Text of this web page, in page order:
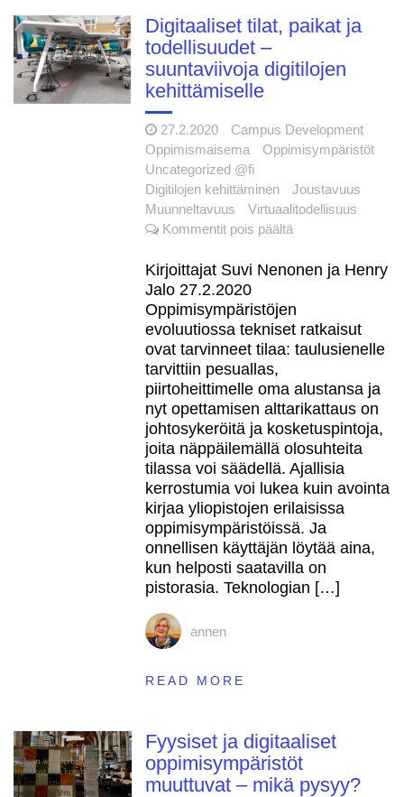
6.5.2021
Katso miltä
uudistuva DigiCampus.fi-
ympäristö näyttää
5.5.2021
saavutettavuus
korkeakoulussa -webinaari
21.5.2021
29.6.2021
DigiCampus.fi
1.7.2021 lähtien
Digitaaliset tilat, paikat ja
todellisuudet –
suuntaviivoja digitilojen
kehittämiselle
27.2.2020
Campus Development
Oppimismaisema
Oppimisympäristöt
Uncategorized @fi
Digitilojen kehittäminen
Joustavuus
Muunneltavuus
Virtuaalitodellisuus
Kommentit pois päältä
tilat,
ja
todellisuudet
–
digitilojen
kehittämiselle
Kirjoittajat Suvi Nenonen ja Henry
Jalo 27.2.2020
Oppimisympäristöjen
evoluutiossa tekniset ratkaisut
ovat tarvinneet tilaa: taulusienelle
tarvittiin pesuallas,
piirtoheittimelle oma alustansa ja
nyt opettamisen alttarikattaus on
johtosykeröitä ja kosketuspintoja,
joita näppäilemällä olosuhteita
tilassa voi säädellä. Ajallisia
kerrostumia voi lukea kuin avointa
kirjaa yliopistojen erilaisissa
oppimisympäristöissä. Ja
onnellisen käyttäjän löytää aina,
kun helposti saatavilla on
pistorasia. Teknologian […]
annen
READ MORE
Fyysiset ja digitaaliset
oppimisympäristöt
muuttuvat – mikä pysyy?